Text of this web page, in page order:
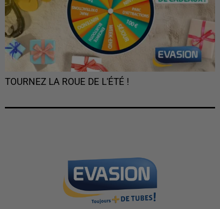
TOURNEZ LA ROUE DE L'ÉTÉ !